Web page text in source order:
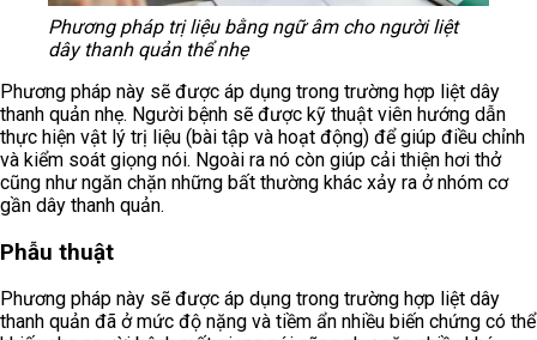
Phương pháp trị liệu bằng ngữ âm cho người liệt
dây thanh quản thể nhẹ
Phương pháp này sẽ được áp dụng trong trường hợp liệt dây
thanh quản nhẹ. Người bệnh sẽ được kỹ thuật viên hướng dẫn
thực hiện vật lý trị liệu (bài tập và hoạt động) để giúp điều chỉnh
và kiểm soát giọng nói. Ngoài ra nó còn giúp cải thiện hơi thở
cũng như ngăn chặn những bất thường khác xảy ra ở nhóm cơ
gần dây thanh quản.
Phẫu thuật
Phương pháp này sẽ được áp dụng trong trường hợp liệt dây
thanh quản đã ở mức độ nặng và tiềm ẩn nhiều biến chứng có thể